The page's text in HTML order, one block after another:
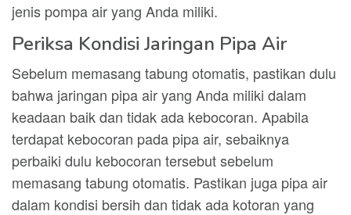
jenis pompa air yang Anda miliki.
Periksa Kondisi Jaringan Pipa Air
Sebelum memasang tabung otomatis, pastikan dulu
bahwa jaringan pipa air yang Anda miliki dalam
keadaan baik dan tidak ada kebocoran. Apabila
terdapat kebocoran pada pipa air, sebaiknya
perbaiki dulu kebocoran tersebut sebelum
memasang tabung otomatis. Pastikan juga pipa air
dalam kondisi bersih dan tidak ada kotoran yang